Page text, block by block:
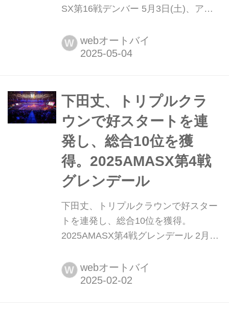
SX第16戦デンバー 5月3日(土)、アメ
パワーフィールドアットマイルハイに
てAMAスーパークロス選手権第16戦が
い上げのヒートレース、決勝は9位フ
ィニッシュ ・ヘイデン・ディーガンが
攻めの走り...
W webオートバイ
下田丈、トリプルクラ
ウンで好スタートを連
発し、総合10位を獲
得。2025AMASX第4戦
グレンデール
下田丈、トリプルクラウンで好スター
トを連発し、総合10位を獲得。
2025AMASX第4戦グレンデール 2月1
戦がアメリカのアリゾナ州にあるグレ
ンデールで開催されました。 注目ポイ
W webオートバイ